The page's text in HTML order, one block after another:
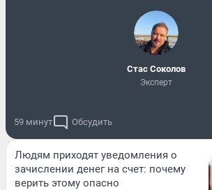
Стас Соколов
Эксперт
59 минут Обсудить
Людям приходят уведомления о
зачислении денег на счет: почему
верить этому опасно